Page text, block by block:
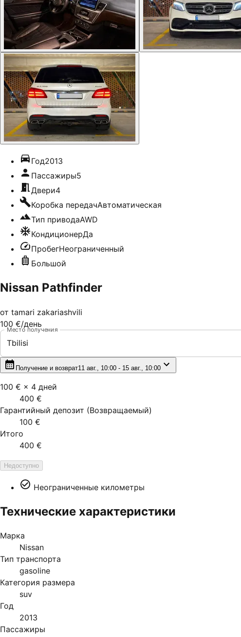
Год2013
Пассажиры5
Двери4
Коробка передачАвтоматическая
Тип приводаAWD
КондиционерДа
ПробегНеограниченный
Большой
Nissan Pathfinder
от tamari zakariashvili
100 €/день
Место получения
Tbilisi
Получение и возврат11 авг., 10:00 - 15 авг., 10:00
100 € × 4 дней
400 €
Гарантийный депозит (Возвращаемый)
100 €
Итого
400 €
Недоступно
Неограниченные километры
Технические характеристики
Марка
Nissan
Тип транспорта
gasoline
Категория размера
suv
Год
2013
Пассажиры